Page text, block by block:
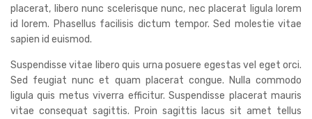
placerat, libero nunc scelerisque nunc, nec placerat ligula lorem
id lorem. Phasellus facilisis dictum tempor. Sed molestie vitae
sapien id euismod.
Suspendisse vitae libero quis urna posuere egestas vel eget orci.
Sed feugiat nunc et quam placerat congue. Nulla commodo
ligula quis metus viverra efficitur. Suspendisse placerat mauris
vitae consequat sagittis. Proin sagittis lacus sit amet tellus